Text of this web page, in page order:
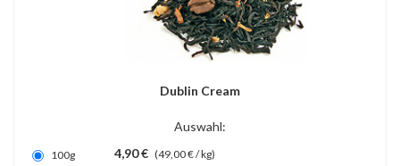
Dublin Cream
Auswahl:
100g 4,90 € (49,00 € / kg)